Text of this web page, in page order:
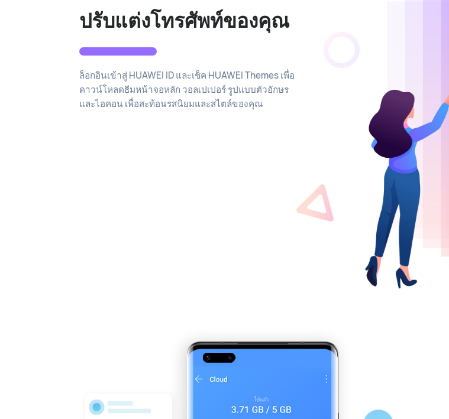
ปรับแต่งโทรศัพท์ของคุณ
ล็อกอินเข้าสู่ HUAWEI ID และเช็ค HUAWEI Themes เพื่อ
ดาวน์โหลดธีมหน้าจอหลัก วอลเปเปอร์ รูปแบบตัวอักษร
และไอคอน เพื่อสะท้อนรสนิยมและสไตล์ของคุณ